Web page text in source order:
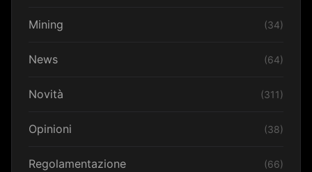
Mining (34)
News (64)
Novità (311)
Opinioni (38)
Regolamentazione (66)